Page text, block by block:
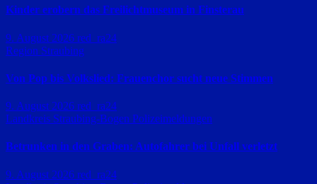
Kinder erobern das Freilichtmuseum in Finsterau
9. August 2026 red_ra24
Region Straubing
Von Pop bis Volkslied: Frauenchor sucht neue Stimmen
9. August 2026 red_ra24
Landkreis Straubing-Bogen Polizeimeldungen
Betrunken in den Graben: Autofahrer bei Unfall verletzt
9. August 2026 red_ra24